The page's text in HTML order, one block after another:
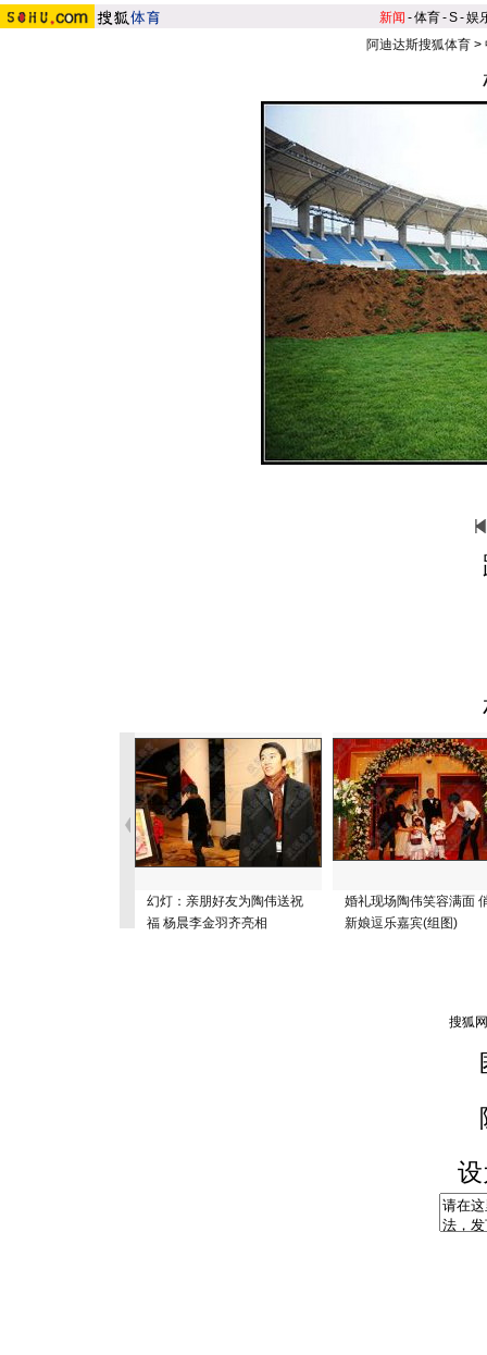
新闻 -体育-S-娱
阿迪达斯搜狐体育 >
幻灯：亲朋好友为陶伟送祝
福 杨晨李金羽齐亮相
婚礼现场陶伟笑容满面
新娘逗乐嘉宾(组图)